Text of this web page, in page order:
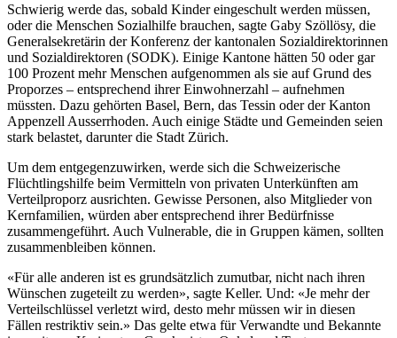
Schwierig werde das, sobald Kinder eingeschult werden müssen,
oder die Menschen Sozialhilfe brauchen, sagte Gaby Szöllösy, die
Generalsekretärin der Konferenz der kantonalen Sozialdirektorinnen
und Sozialdirektoren (SODK). Einige Kantone hätten 50 oder gar
100 Prozent mehr Menschen aufgenommen als sie auf Grund des
Proporzes – entsprechend ihrer Einwohnerzahl – aufnehmen
müssten. Dazu gehörten Basel, Bern, das Tessin oder der Kanton
Appenzell Ausserrhoden. Auch einige Städte und Gemeinden seien
stark belastet, darunter die Stadt Zürich.
Um dem entgegenzuwirken, werde sich die Schweizerische
Flüchtlingshilfe beim Vermitteln von privaten Unterkünften am
Verteilproporz ausrichten. Gewisse Personen, also Mitglieder von
Kernfamilien, würden aber entsprechend ihrer Bedürfnisse
zusammengeführt. Auch Vulnerable, die in Gruppen kämen, sollten
zusammenbleiben können.
«Für alle anderen ist es grundsätzlich zumutbar, nicht nach ihren
Wünschen zugeteilt zu werden», sagte Keller. Und: «Je mehr der
Verteilschlüssel verletzt wird, desto mehr müssen wir in diesen
Fällen restriktiv sein.» Das gelte etwa für Verwandte und Bekannte